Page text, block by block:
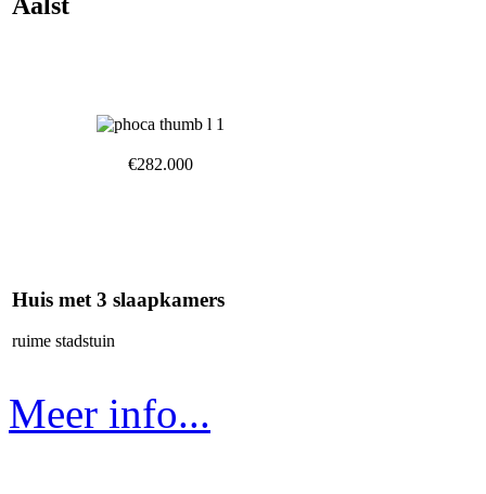
€282.000
Huis met 3 slaapkamers
ruime stadstuin
Meer info...